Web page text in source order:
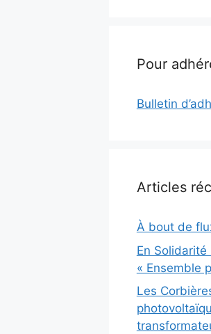
Pour
Bulletin
Articles
À bout de
En
« Ensemble
Les